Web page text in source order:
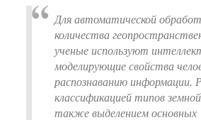
Для автоматической
количества
ученые используют
моделирующие свойства
распознаванию информации.
классификацией типов
также выделением основных